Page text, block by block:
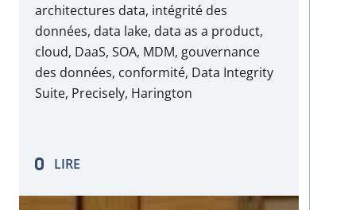
architectures data, intégrité des
données, data lake, data as a product,
cloud, DaaS, SOA, MDM, gouvernance
des données, conformité, Data Integrity
Suite, Precisely, Harington
LIRE